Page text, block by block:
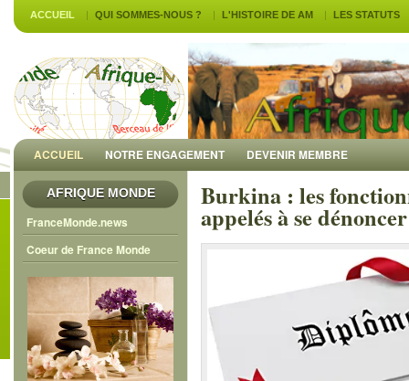
ACCUEIL QUI SOMMES-NOUS ? L'HISTOIRE DE AM LES STATUTS
ACCUEIL NOTRE ENGAGEMENT DEVENIR MEMBRE
AFRIQUE MONDE
FranceMonde.news
Coeur de France Monde
Burkina : les
appelés à se dénoncer